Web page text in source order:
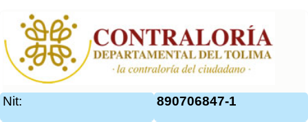
Nit: 890706847-1